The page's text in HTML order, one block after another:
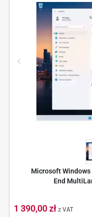
Microsoft Windows
End
1 390,00 zł z VAT